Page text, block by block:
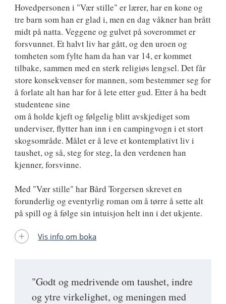
"Godt og medrivende om taushet, indre
og ytre virkelighet, og meningen med
Hovedpersonen i "Vær stille" er lærer, har en kone og
tre barn som han er glad i, men en dag våkner han brått
midt på natta. Veggene og gulvet på soverommet er
forsvunnet. Et halvt liv har gått, og den uroen og
tomheten som fylte ham da han var 14, er kommet
tilbake, sammen med en sterk religiøs lengsel. Det får
store konsekvenser for mannen, som bestemmer seg for
å forlate alt han har for å lete etter gud. Etter å ha bedt
studentene sine
om å holde kjeft og følgelig blitt avskjediget som
underviser, flytter han inn i en campingvogn i et stort
skogsområde. Målet er å leve et kontemplativt liv i
taushet, og så, steg for steg, la den verdenen han
kjenner, forsvinne.
Med "Vær stille" har Bård Torgersen skrevet en
forunderlig og eventyrlig roman om å tørre å sette alt
på spill og å følge sin intuisjon helt inn i det ukjente.
Vis info om boka